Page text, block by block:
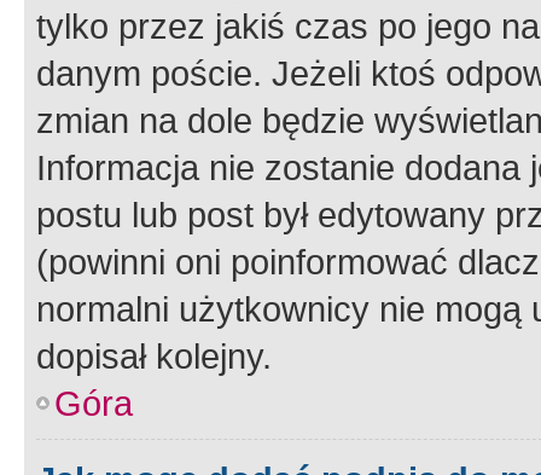
tylko przez jakiś czas po jego
danym poście. Jeżeli ktoś
zmian na dole będzie
Informacja nie zostanie dodana
postu lub post był edytowany
(powinni oni poinformować
normalni użytkownicy nie
dopisał kolejny.
Góra